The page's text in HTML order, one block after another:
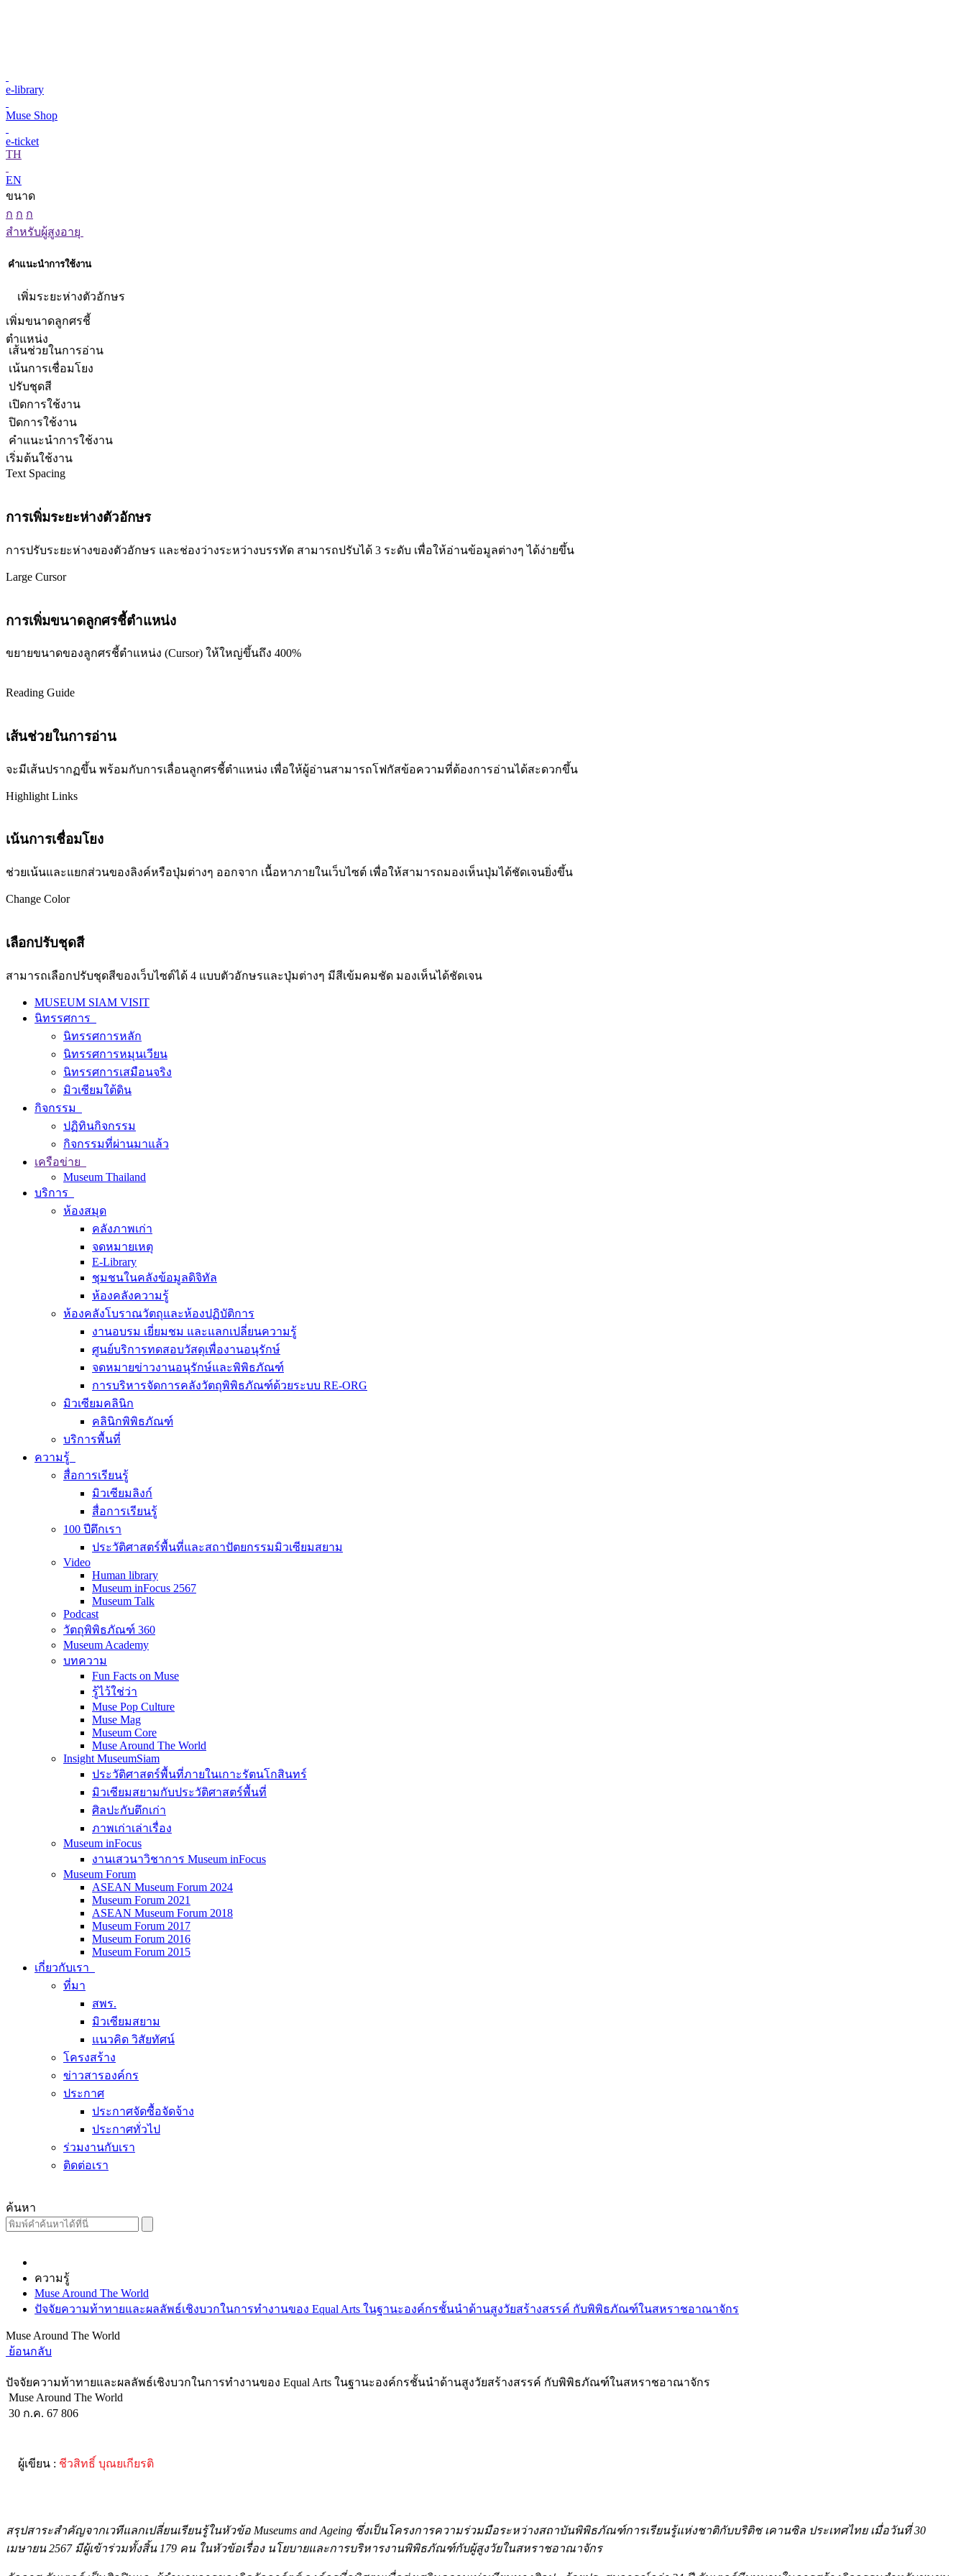
e-library
Muse Shop
e-ticket
TH
EN
ขนาด
ก ก ก
สำหรับผู้สูงอายุ
คำแนะนำการใช้งาน
เพิ่มระยะห่างตัวอักษร
เพิ่มขนาดลูกศรชี้
ตำแหน่ง
เส้นช่วยในการอ่าน
เน้นการเชื่อมโยง
ปรับชุดสี
เปิดการใช้งาน
ปิดการใช้งาน
คำแนะนำการใช้งาน
เริ่มต้นใช้งาน
Text Spacing
การเพิ่มระยะห่างตัวอักษร
การปรับระยะห่างของตัวอักษร และช่องว่างระหว่างบรรทัด สามารถปรับได้ 3 ระดับ เพื่อให้อ่านข้อมูลต่างๆ ได้ง่ายขึ้น
Large Cursor
การเพิ่มขนาดลูกศรชี้ตำแหน่ง
ขยายขนาดของลูกศรชี้ตำแหน่ง (Cursor) ให้ใหญ่ขึ้นถึง 400%
Reading Guide
เส้นช่วยในการอ่าน
จะมีเส้นปรากฏขึ้น พร้อมกับการเลื่อนลูกศรชี้ตำแหน่ง เพื่อให้ผู้อ่านสามารถโฟกัสข้อความที่ต้องการอ่านได้สะดวกขึ้น
Highlight Links
เน้นการเชื่อมโยง
ช่วยเน้นและแยกส่วนของลิงค์หรือปุ่มต่างๆ ออกจาก เนื้อหาภายในเว็บไซต์ เพื่อให้สามารถมองเห็นปุ่มได้ชัดเจนยิ่งขึ้น
Change Color
เลือกปรับชุดสี
สามารถเลือกปรับชุดสีของเว็บไซต์ได้ 4 แบบตัวอักษรและปุ่มต่างๆ มีสีเข้มคมชัด มองเห็นได้ชัดเจน
MUSEUM SIAM VISIT
นิทรรศการ
นิทรรศการหลัก
นิทรรศการหมุนเวียน
นิทรรศการเสมือนจริง
มิวเซียมใต้ดิน
กิจกรรม
ปฏิทินกิจกรรม
กิจกรรมที่ผ่านมาแล้ว
เครือข่าย
Museum Thailand
บริการ
ห้องสมุด
คลังภาพเก่า
จดหมายเหตุ
E-Library
ชุมชนในคลังข้อมูลดิจิทัล
ห้องคลังความรู้
ห้องคลังโบราณวัตถุและห้องปฏิบัติการ
งานอบรม เยี่ยมชม และแลกเปลี่ยนความรู้
ศูนย์บริการทดสอบวัสดุเพื่องานอนุรักษ์
จดหมายข่าวงานอนุรักษ์และพิพิธภัณฑ์
การบริหารจัดการคลังวัตถุพิพิธภัณฑ์ด้วยระบบ RE-ORG
มิวเซียมคลินิก
คลินิกพิพิธภัณฑ์
บริการพื้นที่
ความรู้
สื่อการเรียนรู้
มิวเซียมลิงก์
สื่อการเรียนรู้
100 ปีตึกเรา
ประวัติศาสตร์พื้นที่และสถาปัตยกรรมมิวเซียมสยาม
Video
Human library
Museum inFocus 2567
Museum Talk
Podcast
วัตถุพิพิธภัณฑ์ 360
Museum Academy
บทความ
Fun Facts on Muse
รู้ไว้ใช่ว่า
Muse Pop Culture
Muse Mag
Museum Core
Muse Around The World
Insight MuseumSiam
ประวัติศาสตร์พื้นที่ภายในเกาะรัตนโกสินทร์
มิวเซียมสยามกับประวัติศาสตร์พื้นที่
ศิลปะกับตึกเก่า
ภาพเก่าเล่าเรื่อง
Museum inFocus
งานเสวนาวิชาการ Museum inFocus
Museum Forum
ASEAN Museum Forum 2024
Museum Forum 2021
ASEAN Museum Forum 2018
Museum Forum 2017
Museum Forum 2016
Museum Forum 2015
เกี่ยวกับเรา
ที่มา
สพร.
มิวเซียมสยาม
แนวคิด วิสัยทัศน์
โครงสร้าง
ข่าวสารองค์กร
ประกาศ
ประกาศจัดซื้อจัดจ้าง
ประกาศทั่วไป
ร่วมงานกับเรา
ติดต่อเรา
ค้นหา
ความรู้
Muse Around The World
ปัจจัยความท้าทายและผลลัพธ์เชิงบวกในการทำงานของ Equal Arts ในฐานะองค์กรชั้นนำด้านสูงวัยสร้างสรรค์ กับพิพิธภัณฑ์ในสหราชอาณาจักร
Muse Around The World
ย้อนกลับ
ปัจจัยความท้าทายและผลลัพธ์เชิงบวกในการทำงานของ Equal Arts ในฐานะองค์กรชั้นนำด้านสูงวัยสร้างสรรค์ กับพิพิธภัณฑ์ในสหราชอาณาจักร
Muse Around The World
30 ก.ค. 67 806
ผู้เขียน : ชีวสิทธิ์ บุณยเกียรติ
สรุปสาระสำคัญจากเวทีแลกเปลี่ยนเรียนรู้ในหัวข้อ Museums and Ageing ซึ่งเป็นโครงการความร่วมมือระหว่างสถาบันพิพิธภัณฑ์การเรียนรู้แห่งชาติกับบริติช เคานซิล ประเทศไทย เมื่อวันที่ 30
เมษายน 2567 มีผู้เข้าร่วมทั้งสิ้น 179 คน ในหัวข้อเรื่อง นโยบายและการบริหารงานพิพิธภัณฑ์กับผู้สูงวัยในสหราชอาณาจักร